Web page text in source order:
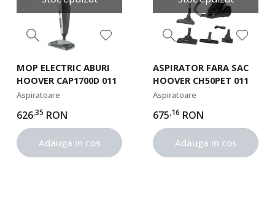
MOP ELECTRIC ABURI
HOOVER CAP1700D 011
Aspiratoare
626,35 RON
Adauga in cos
ASPIRATOR FARA SAC
HOOVER CH50PET 011
Aspiratoare
675,16 RON
Adauga in cos